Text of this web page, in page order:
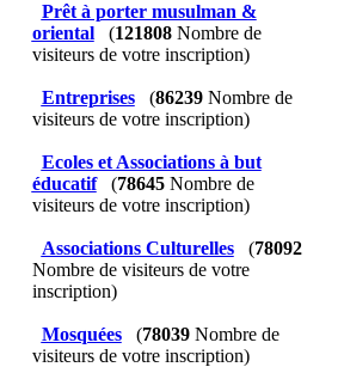
Prêt à porter musulman &
oriental
(121808Nombre de
visiteurs de votre inscription)
Entreprises (86239Nombre de
visiteurs de votre inscription)
Ecoles et Associations à but
éducatif
(78645Nombre de
visiteurs de votre inscription)
Associations Culturelles (78092
Nombre de visiteurs de votre
inscription)
Mosquées (78039Nombre de
visiteurs de votre inscription)